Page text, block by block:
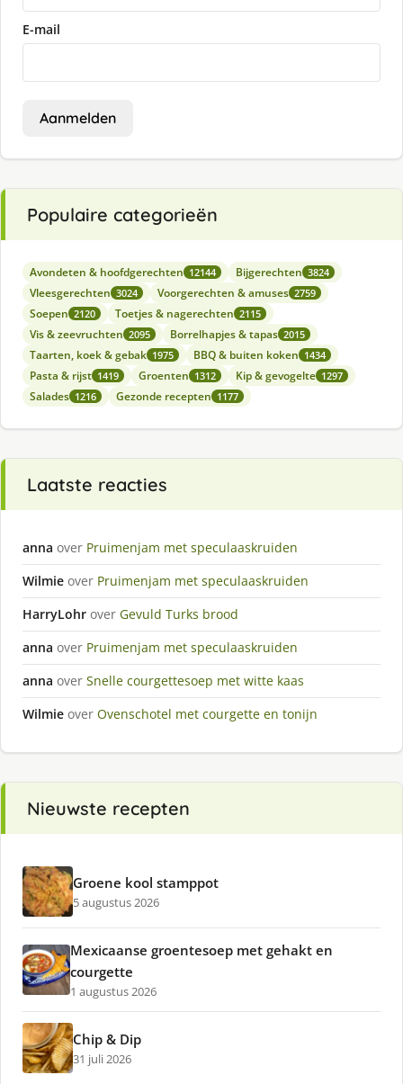
E-mail
Aanmelden
Populaire categorieën
Avondeten & hoofdgerechten 12144 Bijgerechten 3824
Vleesgerechten 3024 Voorgerechten & amuses 2759
Soepen 2120 Toetjes & nagerechten 2115
Vis & zeevruchten 2095 Borrelhapjes & tapas 2015
Taarten, koek & gebak 1975 BBQ & buiten koken 1434
Pasta & rijst 1419 Groenten 1312 Kip & gevogelte 1297
Salades 1216 Gezonde recepten 1177
Laatste reacties
anna over Pruimenjam met speculaaskruiden
Wilmie over Pruimenjam met speculaaskruiden
HarryLohr over Gevuld Turks brood
anna over Pruimenjam met speculaaskruiden
anna over Snelle courgettesoep met witte kaas
Wilmie over Ovenschotel met courgette en tonijn
Nieuwste recepten
Groene kool stamppot
5 augustus 2026
Mexicaanse groentesoep met gehakt en
courgette
1 augustus 2026
Chip & Dip
31 juli 2026